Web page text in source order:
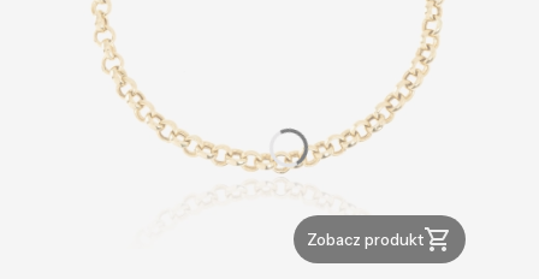
Zobacz produkt